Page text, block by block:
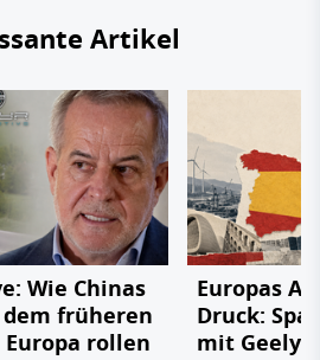
Artikel
Wie Chinas
früheren
Europa rollen
Europas
Druck:
mit Geely,